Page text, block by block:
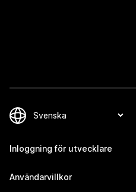
Inloggning för utvecklare
Användarvillkor